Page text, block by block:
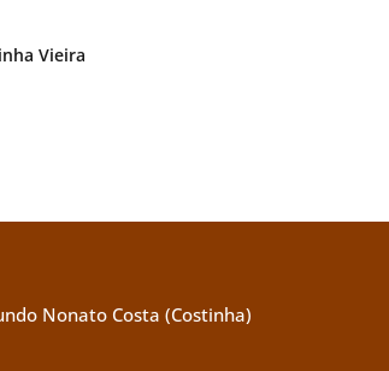
Vieira
Nonato Costa (Costinha)